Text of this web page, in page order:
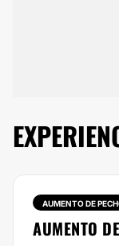
AUMENTO DE
AUMENTO